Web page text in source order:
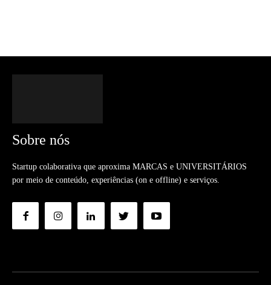
Sobre nós
Startup colaborativa que aproxima MARCAS e UNIVERSITÁRIOS
por meio de conteúdo, experiências (on e offline) e serviços.